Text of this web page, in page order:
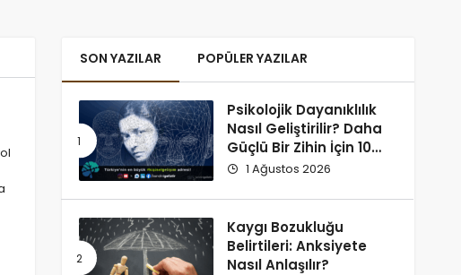
SON YAZILAR POPÜLER YAZILAR
Psikolojik Dayanıklılık
Nasıl Geliştirilir? Daha
Güçlü Bir Zihin İçin 10
Alışkanlık
1 Ağustos 2026
Kaygı Bozukluğu
Belirtileri: Anksiyete
Nasıl Anlaşılır?